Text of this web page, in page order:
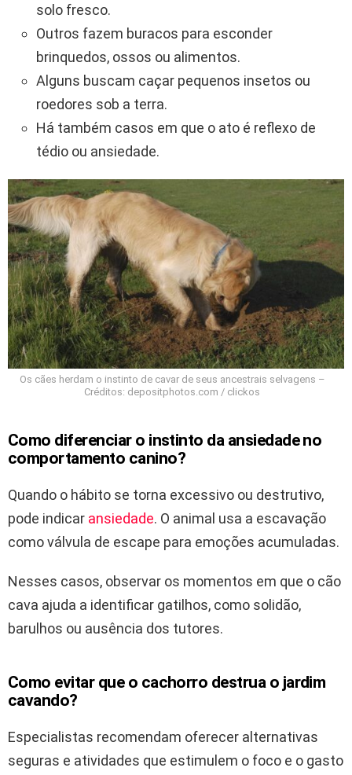
solo fresco.
Outros fazem buracos para esconder
brinquedos, ossos ou alimentos.
Alguns buscam caçar pequenos insetos ou
roedores sob a terra.
Há também casos em que o ato é reflexo de
tédio ou ansiedade.
Os cães herdam o instinto de cavar de seus ancestrais selvagens –
Créditos: depositphotos.com / clickos
Como diferenciar o instinto da ansiedade no
comportamento canino?
Quando o hábito se torna excessivo ou destrutivo,
pode indicar ansiedade. O animal usa a escavação
como válvula de escape para emoções acumuladas.
Nesses casos, observar os momentos em que o cão
cava ajuda a identificar gatilhos, como solidão,
barulhos ou ausência dos tutores.
Como evitar que o cachorro destrua o jardim
cavando?
Especialistas recomendam oferecer alternativas
seguras e atividades que estimulem o foco e o gasto